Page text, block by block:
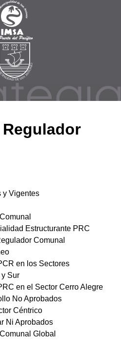
y Vigentes
Estructurante PRC
Comunal
en los Sectores
y Sur
en el Sector Cerro Alegre
No Aprobados
Céntrico
Ni Aprobados
Global